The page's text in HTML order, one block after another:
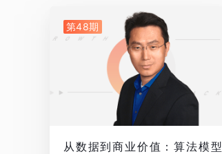
第48期
从数据到商业价值：算法模型